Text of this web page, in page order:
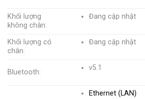
Khối lượng
không chân:
Đang cập nhật
Khối lượng có
chân:
Đang cập nhật
Bluetooth:
v5.1
Ethernet (LAN)